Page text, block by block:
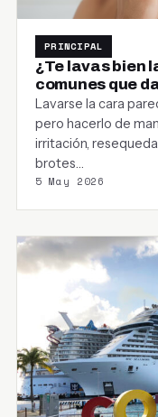
PRINCIPAL
¿Te lavas bien
comunes que
Lavarse la cara
pero hacerlo de
irritación,
brotes…
5 May 2026